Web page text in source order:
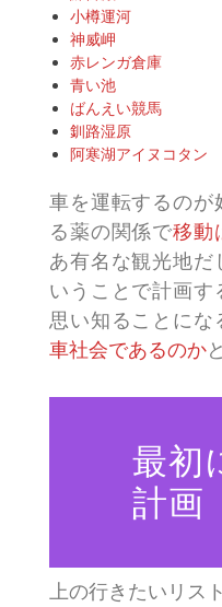
小樽運河
神威岬
赤レンガ倉庫
青い池
ばんえい競馬
釧路湿原
阿寒湖アイヌコタン
車を運転するのが
る薬の関係で移動
あ有名な観光地だ
いうことで計画
思い知ることにな
車社会であるのか
最初
計画
上の行きたいリス